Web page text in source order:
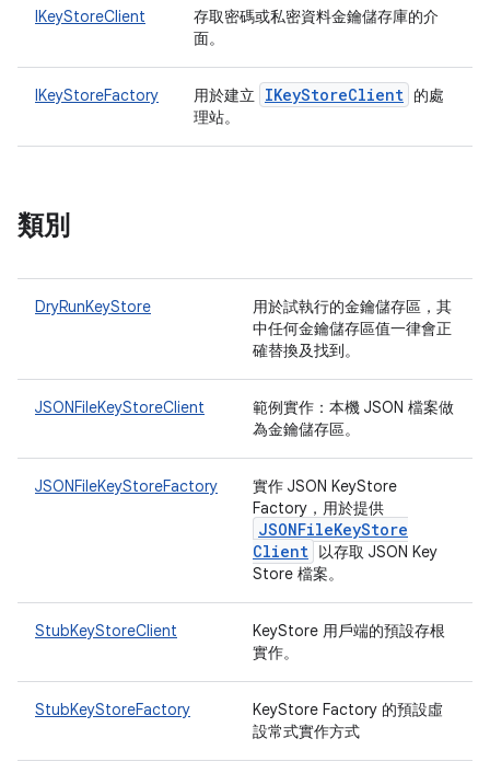
IKeyStoreClient
存取密碼或私密資料金鑰儲存庫的介
面。
IKeyStoreFactory 用於建立 IKeyStoreClient 的處
理站。
類別
DryRunKeyStore
用於試執行的金鑰儲存區，其
中任何金鑰儲存區值一律會正
確替換及找到。
JSONFileKeyStoreClient
範例實作：本機 JSON 檔案做
為金鑰儲存區。
JSONFileKeyStoreFactory
實作 JSON KeyStore
Factory，用於提供
JSONFileKeyStore
Client 以存取 JSON Key
Store 檔案。
StubKeyStoreClient
KeyStore 用戶端的預設存根
實作。
StubKeyStoreFactory
KeyStore Factory 的預設虛
設常式實作方式